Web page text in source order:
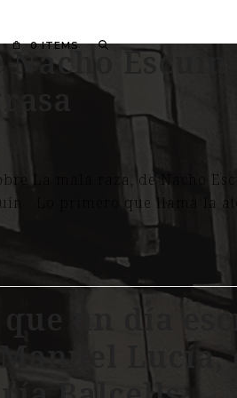
0 ITEMS
Nacho
La mala raza, de Nacho
Lo primero que llama la
que un día
Manuel Lucía,